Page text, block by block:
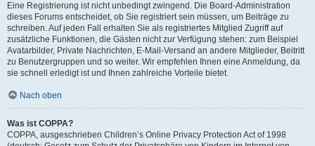
Eine Registrierung ist nicht unbedingt zwingend. Die Board-Administration
dieses Forums entscheidet, ob Sie registriert sein müssen, um Beiträge zu
schreiben. Auf jeden Fall erhalten Sie als registriertes Mitglied Zugriff auf
zusätzliche Funktionen, die Gästen nicht zur Verfügung stehen: zum Beispiel
Avatarbilder, Private Nachrichten, E-Mail-Versand an andere Mitglieder, Beitritt
zu Benutzergruppen und so weiter. Wir empfehlen Ihnen eine Anmeldung, da
sie schnell erledigt ist und Ihnen zahlreiche Vorteile bietet.
Nach oben
Was ist COPPA?
COPPA, ausgeschrieben Children’s Online Privacy Protection Act of 1998